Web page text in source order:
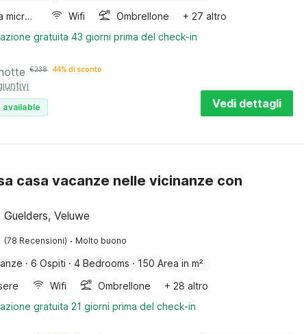
Forno a microonde combinato
Wifi Ombrellone
+ 27 altro
gratuita 43 giorni prima del check-in
€238 44% di sconto
available Vedi dettagli
casa vacanze nelle vicinanze con
Guelders, Veluwe
(78 Recensioni) · Molto buono
· 6 Ospiti · 4 Bedrooms · 150 Area in m²
Wifi Ombrellone
+ 28 altro
gratuita 21 giorni prima del check-in